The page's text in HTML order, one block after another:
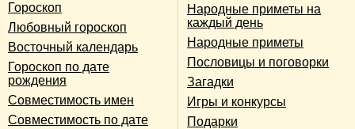
Гороскоп
Любовный гороскоп
Восточный календарь
Гороскоп по дате
рождения
Совместимость имен
Совместимость по дате
Народные приметы на
каждый день
Народные приметы
Пословицы и поговорки
Загадки
Игры и конкурсы
Подарки